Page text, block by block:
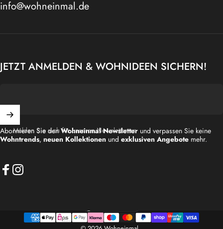
info@wohneinmal.de
JETZT ANMELDEN & WOHNIDEEN SICHERN!
Melden Sie sich für unseren Newsletter an
Abonnieren Sie denWohneinmal Newsletter und verpassen Sie keine
Wohntrends, neuen Kollektionen und exklusiven Angebote mehr.
Land/Region